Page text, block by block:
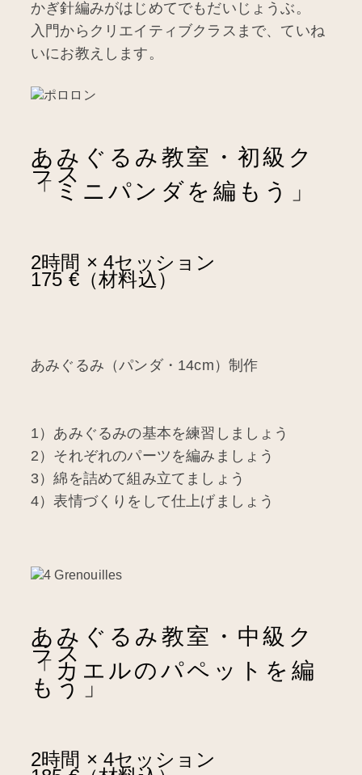
かぎ針編みがはじめてでもだいじょうぶ。
入門からクリエイティブクラスまで、ていね
いにお教えします。
あみぐるみ教室・初級ク
ラス
「ミニパンダを編もう」
2時間 × 4セッション
175 €（材料込）
あみぐるみ（パンダ・14cm）制作
1）あみぐるみの基本を練習しましょう
2）それぞれのパーツを編みましょう
3）綿を詰めて組み立てましょう
4）表情づくりをして仕上げましょう
あみぐるみ教室・中級ク
ラス
「カエルのパペットを編
もう」
2時間 × 4セッション